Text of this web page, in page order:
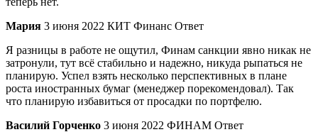
Мария 3 июня 2022 КИТ Финанс Ответ
Я разницы в работе не ощутил, Финам санкции явно никак не
затронули, тут всё стабильно и надежно, никуда рыпаться не
планирую. Успел взять несколько перспективных в плане
роста иностранных бумаг (менеджер порекомендовал). Так
что планирую избавиться от просадки по портфелю.
Василий Горченко 3 июня 2022 ФИНАМ Ответ